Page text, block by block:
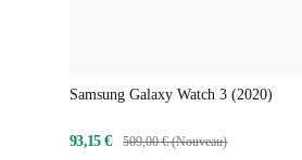
Samsung Galaxy Watch 3 (2020)
93,15 € 509,00 € (Nouveau)